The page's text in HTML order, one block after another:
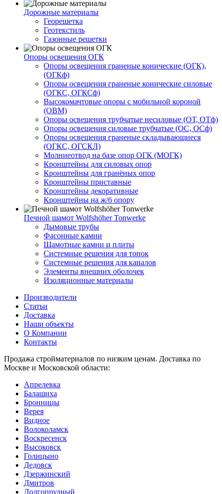
Дорожные материалы
Георешетка
Геотекстиль
Газонные решетки
Опоры освещения ОГК
Опоры освещения граненые конические (ОГК),
(ОГКф)
Опоры освещения граненые конические силовые
(ОГКС, ОГКСф)
Высокомачтовые опоры с мобильной короной
(ОВМ)
Опоры освещения трубчатые несиловые (ОТ, ОТф)
Опоры освещения силовые трубчатые (ОС, ОСф)
Опоры освещения граненые складывающиеся
(ОГКС, ОГСКЛ)
Молниеотвод на базе опор ОГК (МОГК)
Кронштейны для силовых опор
Кронштейны для гранёных опор
Кронштейны приставные
Кронштейны декоративные
Кронштейны на ж/б опору
Печной шамот Wolfshöher Tonwerke
Дымовые трубы
Фасонные камни
Шамотные камни и плиты
Системные решения для топок
Системные решения для каналов
Элементы внешних оболочек
Изоляционные материалы
Производители
Статьи
Доставка
Наши объекты
О Компании
Контакты
Продажа стройматериалов по низким ценам. Доставка по
Москве и Московской области:
Апрелевка
Балашиха
Бронницы
Верея
Видное
Волоколамск
Воскресенск
Высоковск
Голицыно
Дедовск
Дзержинский
Дмитров
Долгопрудный